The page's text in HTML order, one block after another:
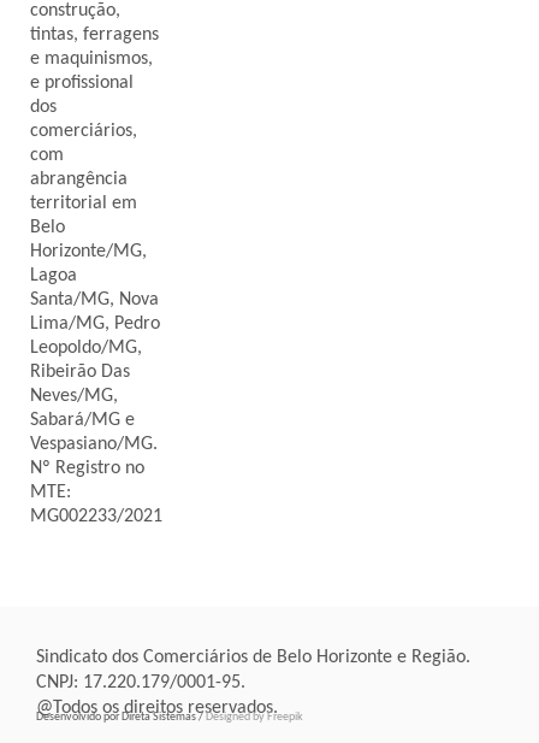
construção,
tintas, ferragens
e maquinismos,
e profissional
dos
comerciários,
com
abrangência
territorial em
Belo
Horizonte/MG,
Lagoa
Santa/MG, Nova
Lima/MG, Pedro
Leopoldo/MG,
Ribeirão Das
Neves/MG,
Sabará/MG e
Vespasiano/MG.
Nº Registro no
MTE:
MG002233/2021
Sindicato dos Comerciários de Belo Horizonte e Região.
CNPJ: 17.220.179/0001-95.
@Todos os direitos reservados.
Desenvolvido por Direta Sistemas /Designed by Freepik